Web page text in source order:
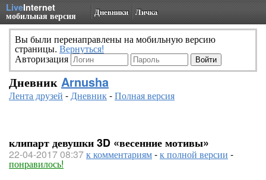
LiveInternet
мобильная версия Дневники Личка
Вы были перенаправлены на мобильную версию
страницы. Вернуться!
Авторизация
Дневник Arnusha
Лента друзей -Дневник-Полная версия
клипарт девушки 3D «весенние мотивы»
22-04-2017 08:37к комментариям-к полной версии -
понравилось!